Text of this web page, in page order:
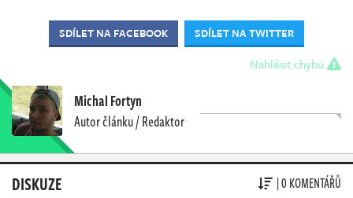
SDÍLET NA FACEBOOK SDÍLET NA TWITTER
Nahlásit chybu
Michal Fortyn
Autor článku / Redaktor
DISKUZE | 0 KOMENTÁŘŮ